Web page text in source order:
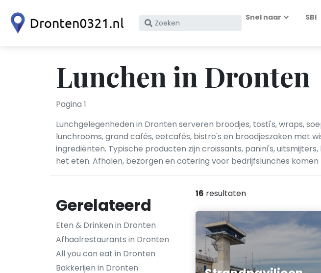
Zoek
KvK
nummer
Snel naar SBI
Lunchen in Dronten
Pagina 1
Lunchgelegenheden in Dronten serveren broodjes, tosti's, wraps,
lunchrooms, grand cafés, eetcafés, bistro's en broodjeszaken met
ingrediënten. Typische producten zijn croissants, panini's,
het eten. Afhalen, bezorgen en catering voor bedrijfslunches
Gerelateerd
Eten & Drinken in Dronten
Afhaalrestaurants in Dronten
All you can eat in Dronten
Bakkerijen in Dronten
16 resultaten